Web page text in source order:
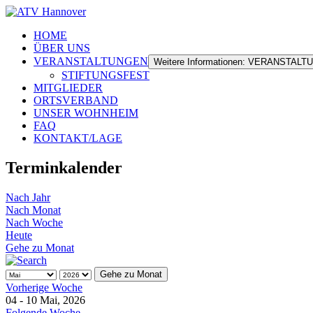
HOME
ÜBER UNS
VERANSTALTUNGEN Weitere Informationen:
STIFTUNGSFEST
MITGLIEDER
ORTSVERBAND
UNSER WOHNHEIM
FAQ
KONTAKT/LAGE
Terminkalender
Nach Jahr
Nach Monat
Nach Woche
Heute
Gehe zu Monat
Gehe zu Monat
Vorherige Woche
04 - 10 Mai, 2026